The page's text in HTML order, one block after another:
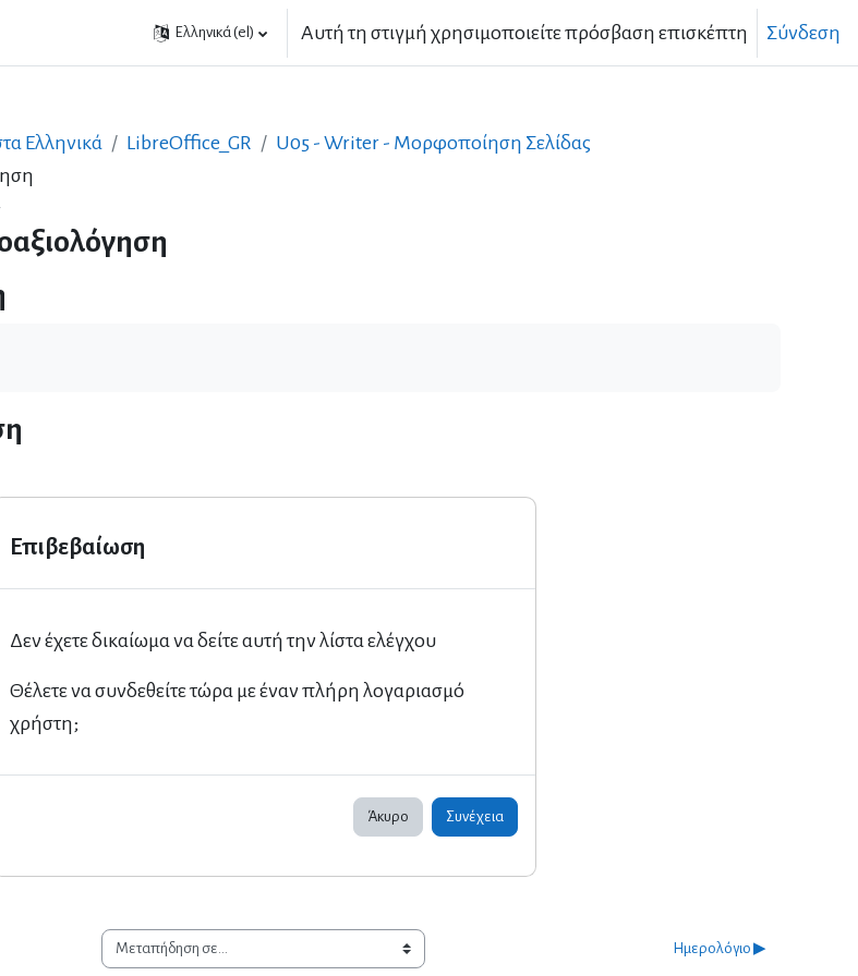
Ελληνικά ‎(el)‎ Αυτή τη στιγμή χρησιμοποιείτε πρόσβαση επισκέπτη Σύνδεση
Ελληνικά LibreOffice_GR
U05 - Writer - Μορφοποίηση Σελίδας
Επιβεβαίωση
Δεν έχετε δικαίωμα να δείτε αυτή την λίστα ελέγχου
Θέλετε να συνδεθείτε τώρα με έναν πλήρη λογαριασμό
χρήστη;
Άκυρο Συνέχεια
Μεταπήδηση σε... Ημερολόγιο ▶︎